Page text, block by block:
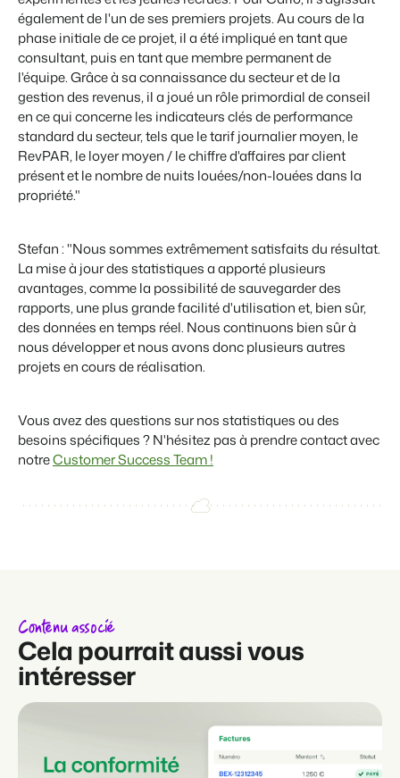
également de l'un de ses premiers projets. Au cours de la
phase initiale de ce projet, il a été impliqué en tant que
consultant, puis en tant que membre permanent de
l'équipe. Grâce à sa connaissance du secteur et de la
gestion des revenus, il a joué un rôle primordial de conseil
en ce qui concerne les indicateurs clés de performance
standard du secteur, tels que le tarif journalier moyen, le
RevPAR, le loyer moyen / le chiffre d'affaires par client
présent et le nombre de nuits louées/non-louées dans la
propriété."
Stefan : "Nous sommes extrêmement satisfaits du résultat.
La mise à jour des statistiques a apporté plusieurs
avantages, comme la possibilité de sauvegarder des
rapports, une plus grande facilité d'utilisation et, bien sûr,
des données en temps réel. Nous continuons bien sûr à
nous développer et nous avons donc plusieurs autres
projets en cours de réalisation.
Vous avez des questions sur nos statistiques ou des
besoins spécifiques ? N'hésitez pas à prendre contact avec
notreCustomer Success Team !
Contenu associé
Cela pourrait aussi vous
intéresser